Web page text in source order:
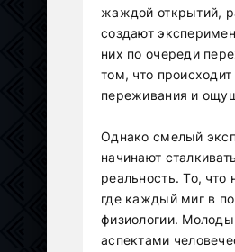
жаждой открытий,
создают
них по очереди
том, что
переживания и
Однако смелый
начинают
реальность. То,
где каждый миг в
физиологии.
аспектами